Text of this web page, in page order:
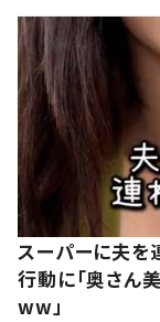
スーパーに夫を
行動に「奥さん
ww」